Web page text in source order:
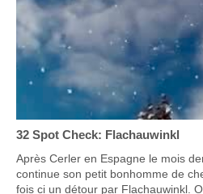
32 Spot Check: Flachauwinkl
Après Cerler en Espagne le mois
continue son petit bonhomme de
fois ci un détour par Flachauwinkl.